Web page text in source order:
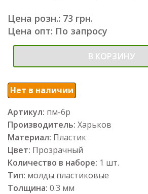
Цена розн.: 73 грн.
Цена опт: По запросу
В КОРЗИНУ
Нет в наличии
Артикул: пм-6р
Производитель: Харьков
Материал: Пластик
Цвет: Прозрачный
Количество в наборе: 1 шт.
Тип: молды пластиковые
Толщина: 0.3 мм